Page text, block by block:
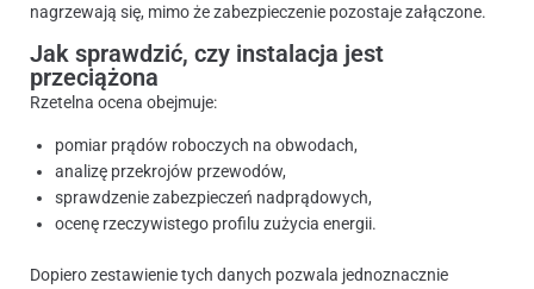
nagrzewają się, mimo że zabezpieczenie pozostaje załączone.
Jak sprawdzić, czy instalacja jest
przeciążona
Rzetelna ocena obejmuje:
pomiar prądów roboczych na obwodach,
analizę przekrojów przewodów,
sprawdzenie zabezpieczeń nadprądowych,
ocenę rzeczywistego profilu zużycia energii.
Dopiero zestawienie tych danych pozwala jednoznacznie